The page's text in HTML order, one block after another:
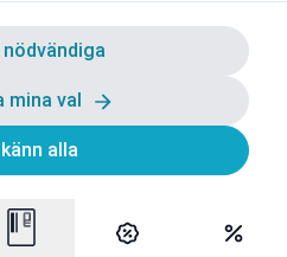
mina val
alla